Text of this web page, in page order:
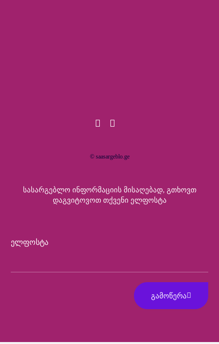
© saasargeblo.ge
Სასარგებლო Ინფორმაციის Მისაღებად, Გთხოვთ
Დაგვიტოვოთ Თქვენი Ელფოსტა
Ელფოსტა
ᲒᲐᲛᲝᲬᲔᲠᲐ